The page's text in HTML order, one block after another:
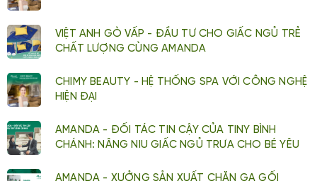
VIỆT ANH GÒ VẤP - ĐẦU TƯ CHO GIẤC NGỦ TRẺ
CHẤT LƯỢNG CÙNG AMANDA
CHIMY BEAUTY - HỆ THỐNG SPA VỚI CÔNG NGHỆ
HIỆN ĐẠI
AMANDA - ĐỐI TÁC TIN CẬY CỦA TINY BÌNH
CHÁNH: NÂNG NIU GIẤC NGỦ TRƯA CHO BÉ YÊU
AMANDA - XƯỞNG SẢN XUẤT CHĂN GA GỐI